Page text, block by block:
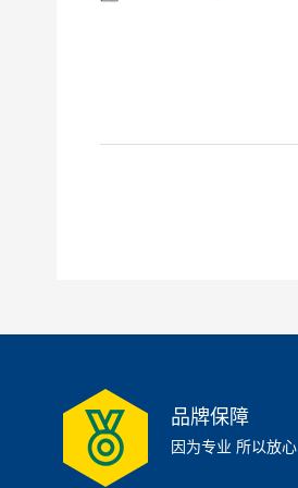
品牌保障
因为专业 所以放心